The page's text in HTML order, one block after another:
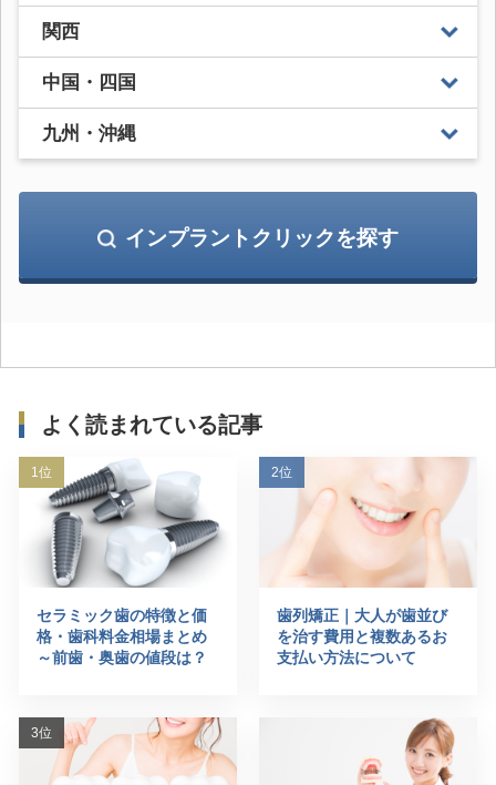
関西
中国・四国
九州・沖縄
インプラントクリックを探す
よく読まれている記事
セラミック歯の特徴と価
格・歯科料金相場まとめ
～前歯・奥歯の値段は？
歯列矯正｜大人が歯並び
を治す費用と複数あるお
支払い方法について